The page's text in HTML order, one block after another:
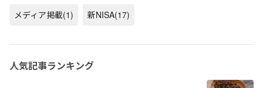
メディア掲載(1) 新NISA(17)
人気記事ランキング